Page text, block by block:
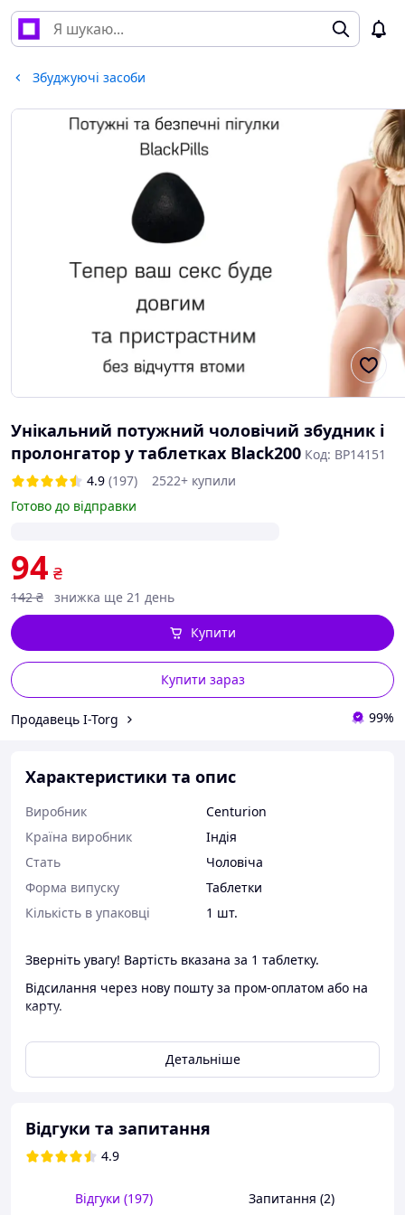
Збуджуючі засоби
Унікальний потужний чоловічий збудник і
пролонгатор у таблетках Black200 Код: BP14151
4.9 (197)
2522+ купили
Готово до відправки
94 ₴
142 ₴ знижка ще 21 день
Купити зараз
Купити
Продавець I-Torg 99%
Характеристики та опис
Виробник
Centurion
Країна виробник
Індія
Стать
Чоловіча
Форма випуску
Таблетки
Кількість в упаковці
1 шт.
Зверніть увагу! Вартість вказана за 1 таблетку.
Відсилання через нову пошту за пром-оплатом або на
карту.
збудливими таблетками Black200.
Потужний стимулятор сексуальної активності не
Детальніше
Відгуки та запитання
4.9
Відгуки (197) Запитання (2)